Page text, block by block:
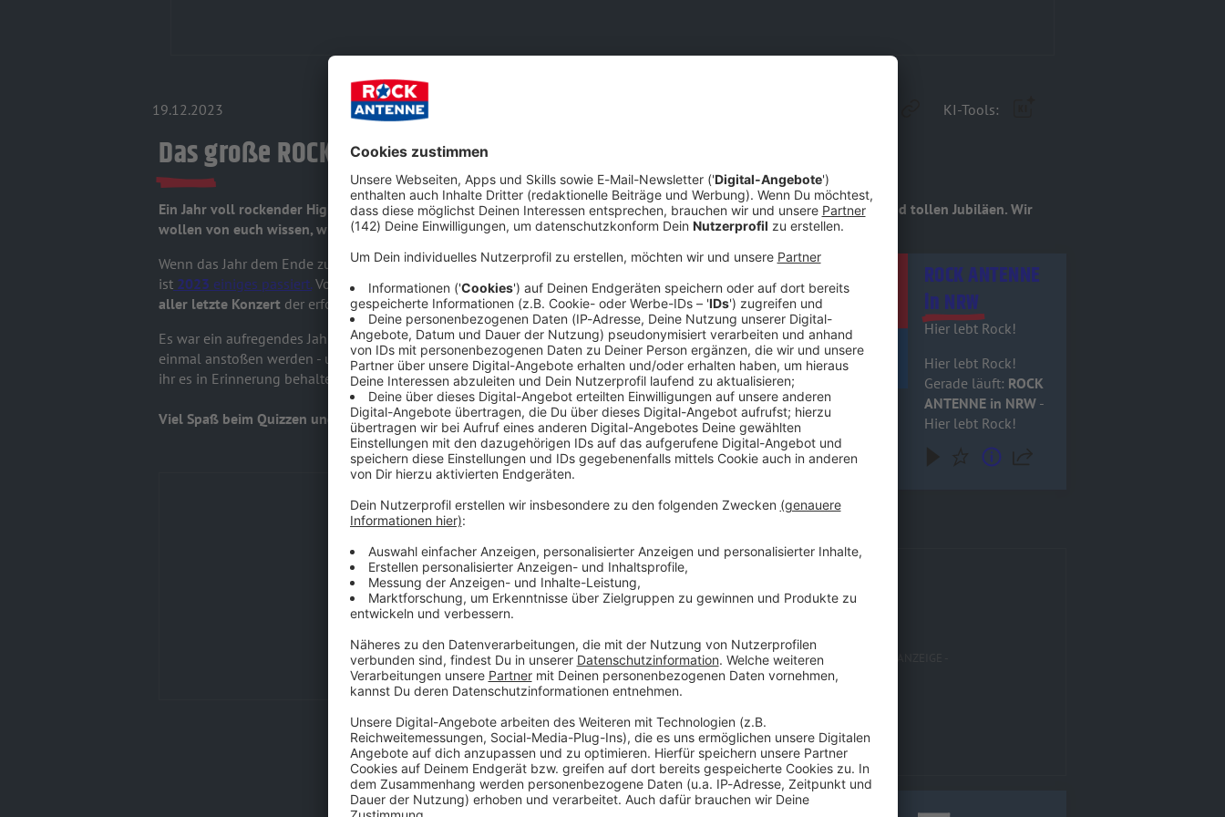
19.12.2023 KI-Tools:
Das große ROCK ANTENNE in NRW JahresROCKblick-Quiz 2023
Ein Jahr voll rockender Highlights geht zu Ende, endlich wieder gefüllt mit famosen Live-Shows, grandiosen Alben und tollen Jubiläen. Wir
wollen von euch wissen, wie gut ihr euch an das Rock-Jahr 2023 erinnert!
Wenn das Jahr dem Ende zugeht, lassen wir es gerne noch einmal Revue passieren. Schließlich
ist 2023 einiges passiert.Von bahnbrechenden Albenbis zu legendären Konzerten, wie z.B. das
aller letzte Konzert der erfolgreichen Band KISS!
Es war ein aufregendes Jahr, auf das wir bei kommendenROCK ANTENNE in NRW Events noch
einmal anstoßen werden - und bis dahin quizzt ihr euch durch unserQuiz, um zu sehen, wie gut
ihr es in Erinnerung behalten habt.
Viel Spaß beim Quizzen und ROCKT gut rüber in ein weiteres spannendes Rock-Jahr!
Audiotitel - ROCK ANTENNE in NRW
ROCK ANTENNE
in NRW
Hier lebt Rock!
Hier lebt Rock!
Gerade läuft: ROCK
ANTENNE in NRW -
Hier lebt Rock!